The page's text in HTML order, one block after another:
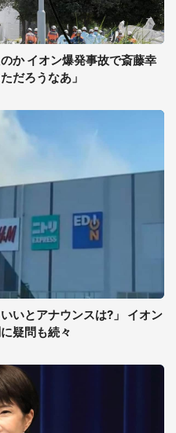
か イオン爆発事故で斎藤幸
だろうなあ」
いとアナウンスは?」 イオン
疑問も続々